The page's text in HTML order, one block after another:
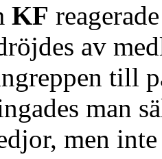
KF
av
till
man
men